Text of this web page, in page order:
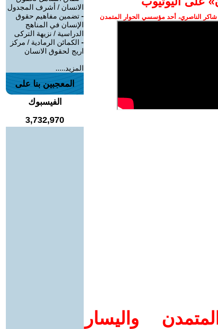
الناصري، أحد مؤسسي الحوار المتمدن
واليسار
الانسان / أشرف المجدول
- تضمين مفاهيم حقوق
الإنسان في المناهج
الدراسية / نزيهة التركى
- الكمائن الرمادية / مركز
اريج لحقوق الانسان
المزيد.....
المعجبين بنا على
الفيسبوك
3,732,970